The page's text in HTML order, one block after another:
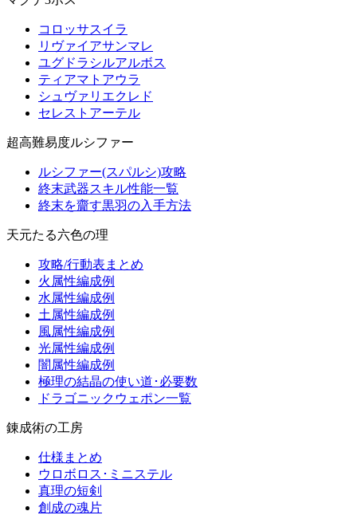
コロッサスイラ
リヴァイアサンマレ
ユグドラシルアルボス
ティアマトアウラ
シュヴァリエクレド
セレストアーテル
超高難易度ルシファー
ルシファー(スパルシ)攻略
終末武器スキル性能一覧
終末を齎す黒羽の入手方法
天元たる六色の理
攻略/行動表まとめ
火属性編成例
水属性編成例
土属性編成例
風属性編成例
光属性編成例
闇属性編成例
極理の結晶の使い道･必要数
ドラゴニックウェポン一覧
錬成術の工房
仕様まとめ
ウロボロス･ミニステル
真理の短剣
創成の魂片